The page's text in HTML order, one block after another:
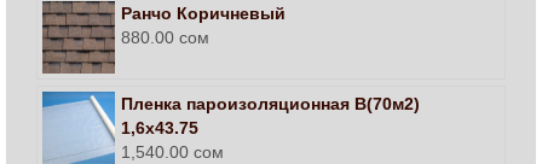
Ранчо Коричневый
880.00 сом
Пленка пароизоляционная В(70м2)
1,6х43.75
1,540.00 сом